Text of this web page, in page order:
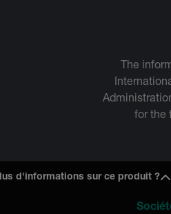
The
for the
d'informations sur ce produit ?